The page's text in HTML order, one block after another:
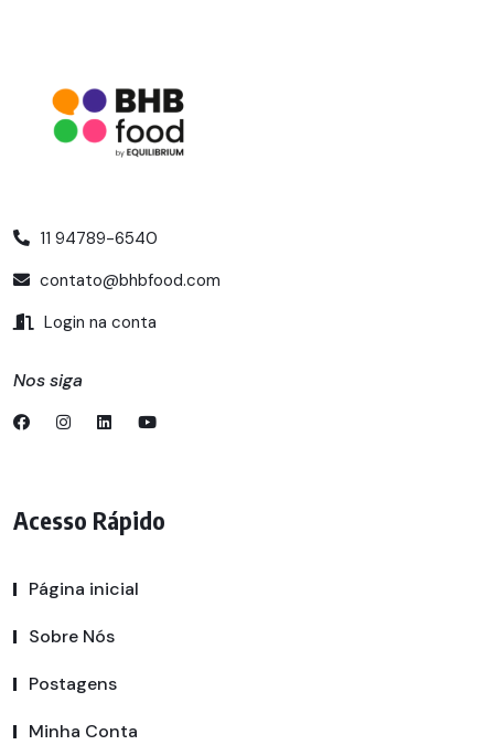
11 94789-6540
contato@bhbfood.com
Login na conta
Nos siga
Acesso Rápido
Página inicial
Sobre Nós
Postagens
Minha Conta